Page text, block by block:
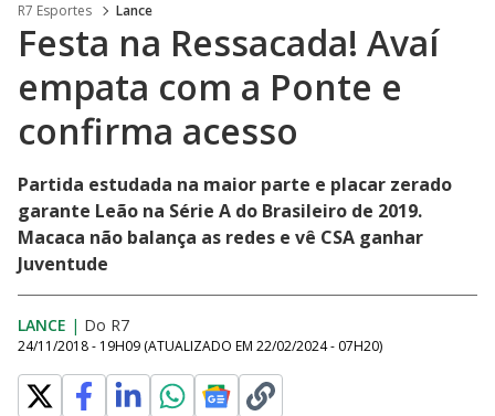
R7 Esportes Lance
Festa na Ressacada! Avaí
empata com a Ponte e
confirma acesso
Partida estudada na maior parte e placar zerado
garante Leão na Série A do Brasileiro de 2019.
Macaca não balança as redes e vê CSA ganhar
Juventude
LANCE | Do R7
24/11/2018 - 19H09 (ATUALIZADO EM 22/02/2024 - 07H20)